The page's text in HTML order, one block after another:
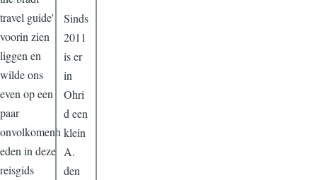
travel guide'
voorin zien
liggen en
wilde ons
even op een
paar
onvolkomenh
eden in deze
reisgids
Sinds
2011
is er
in
Ohri
d een
klein
A.
den